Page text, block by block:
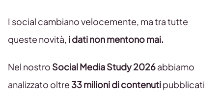
I social cambiano velocemente, ma tra tutte
queste novità, i dati non mentono mai.
Nel nostro Social Media Study 2026abbiamo
analizzato oltre 33 milioni di contenutipubblicati